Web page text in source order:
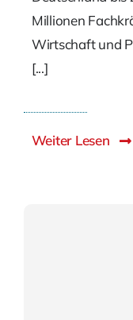
Millionen
Wirtschaft und
[...]
Weiter Lesen